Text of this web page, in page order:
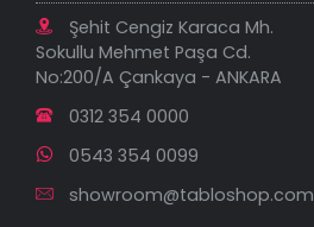
Şehit Cengiz Karaca Mh.
Sokullu Mehmet Paşa Cd.
No:200/A Çankaya - ANKARA
0312 354 0000
0543 354 0099
showroom@tabloshop.com